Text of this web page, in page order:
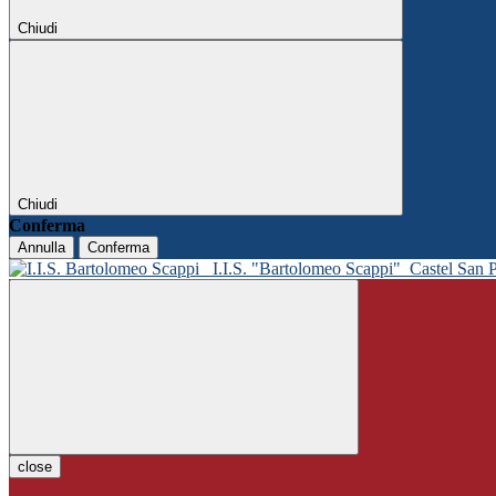
Chiudi
Chiudi
Conferma
Annulla Conferma
I.I.S. "Bartolomeo Scappi" Castel San
close